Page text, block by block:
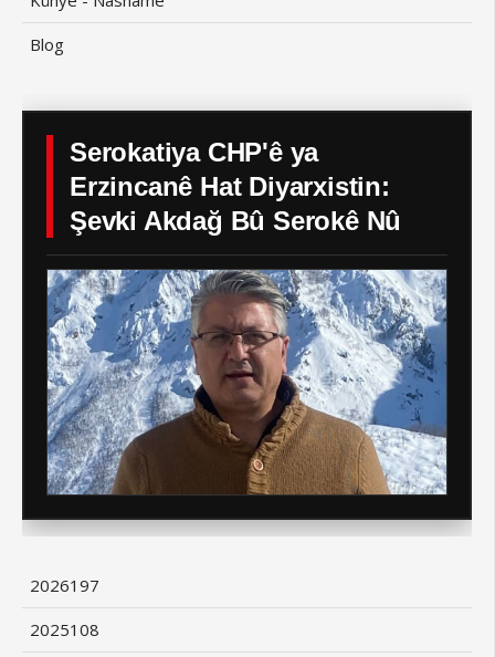
Blog
Serokatiya CHP'ê ya
Erzincanê Hat Diyarxistin:
Şevki Akdağ Bû Serokê Nû
2026197
2025108